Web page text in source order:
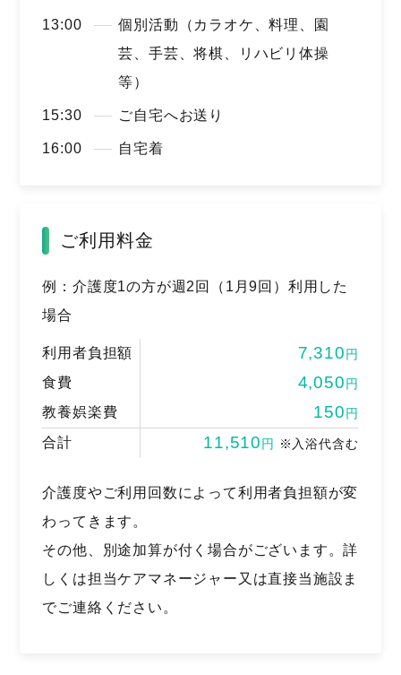
13:00
個別活動（カラオケ、料理、園
芸、手芸、将棋、リハビリ体操
等）
15:30 ご自宅へお送り
16:00 自宅着
ご利用料金
例：介護度1の方が週2回（1月9回）利用した
場合
利用者負担額 7,310円
食費 4,050円
教養娯楽費 150円
合計 11,510円 ※入浴代含む
介護度やご利用回数によって利用者負担額が変
わってきます。
その他、別途加算が付く場合がございます。詳
しくは担当ケアマネージャー又は直接当施設ま
でご連絡ください。